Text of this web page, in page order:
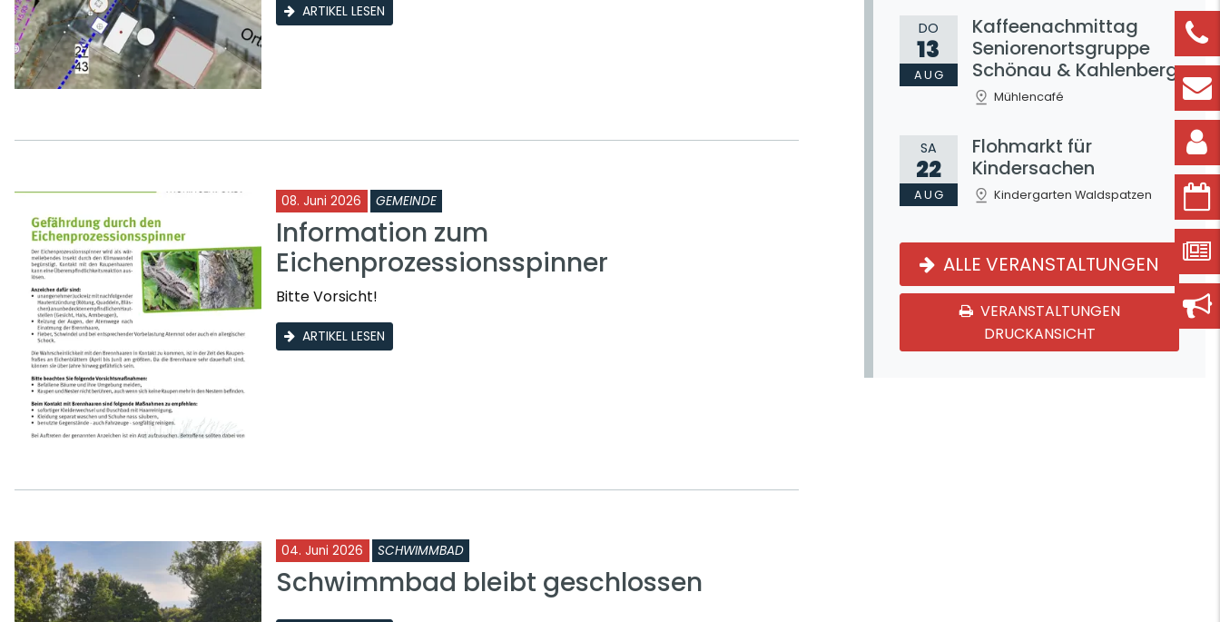
ARTIKEL LESEN
08. Juni 2026 GEMEINDE
Information zum
Eichenprozessionsspinner
Bitte Vorsicht!
ARTIKEL LESEN
04. Juni 2026 SCHWIMMBAD
Schwimmbad bleibt geschlossen
DO
13
AUG
Kaffeenachmittag
Seniorenortsgruppe
Schönau & Kahlenberg
Mühlencafé
SA
22
AUG
Flohmarkt für
Kindersachen
Kindergarten Waldspatzen
ALLE VERANSTALTUNGEN
VERANSTALTUNGEN
DRUCKANSICHT